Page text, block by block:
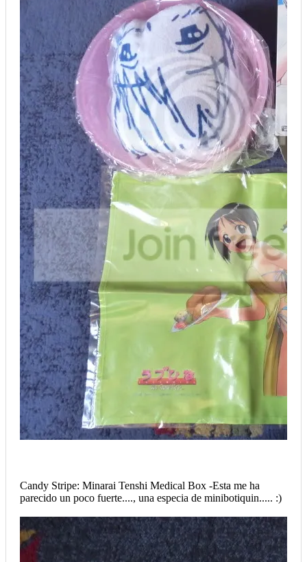
Candy Stripe: Minarai Tenshi Medical Box -Esta me ha
parecido un poco fuerte...., una especia de minibotiquin..... :)